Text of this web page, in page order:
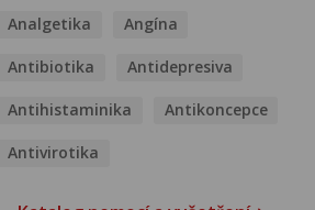
Analgetika Angína
Antibiotika Antidepresiva
Antihistaminika Antikoncepce
Antivirotika